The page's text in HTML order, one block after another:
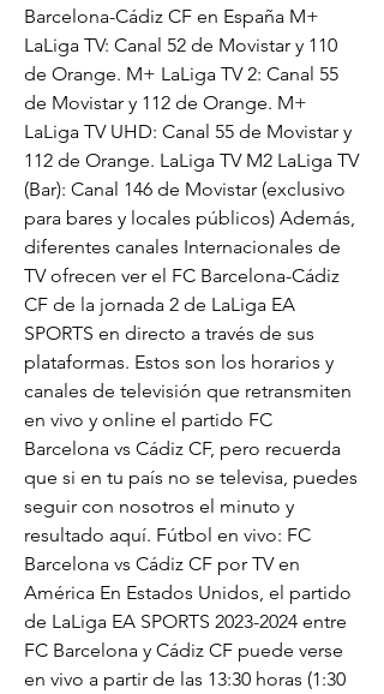
Barcelona-Cádiz CF en España M+
LaLiga TV: Canal 52 de Movistar y 110
de Orange. M+ LaLiga TV 2: Canal 55
de Movistar y 112 de Orange. M+
LaLiga TV UHD: Canal 55 de Movistar y
112 de Orange. LaLiga TV M2 LaLiga TV
(Bar): Canal 146 de Movistar (exclusivo
para bares y locales públicos) Además,
diferentes canales Internacionales de
TV ofrecen ver el FC Barcelona-Cádiz
CF de la jornada 2 de LaLiga EA
SPORTS en directo a través de sus
plataformas. Estos son los horarios y
canales de televisión que retransmiten
en vivo y online el partido FC
Barcelona vs Cádiz CF, pero recuerda
que si en tu país no se televisa, puedes
seguir con nosotros el minuto y
resultado aquí. Fútbol en vivo: FC
Barcelona vs Cádiz CF por TV en
América En Estados Unidos, el partido
de LaLiga EA SPORTS 2023-2024 entre
FC Barcelona y Cádiz CF puede verse
en vivo a partir de las 13:30 horas (1:30